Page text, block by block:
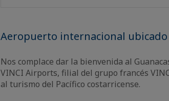
Aeropuerto internacional ubicado
Nos complace dar la bienvenida al
VINCI Airports, filial del grupo francés
al turismo del Pacífico costarricense.